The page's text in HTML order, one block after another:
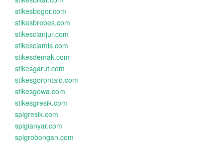
stikesbogor.com
stikesbrebes.com
stikescianjur.com
stikesciamis.com
stikesdemak.com
stikesgarut.com
stikesgorontalo.com
stikesgowa.com
stikesgresik.com
spigresik.com
spigianyar.com
spigrobongan.com